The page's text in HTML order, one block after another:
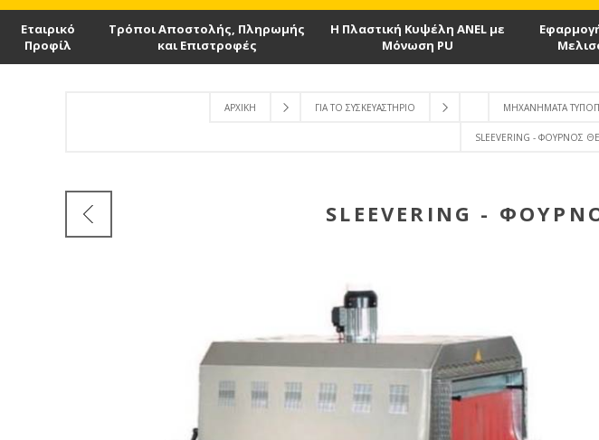
Εταιρικό
Προφίλ
Τρόποι Αποστολής, Πληρωμής
και Επιστροφές
Η Πλαστική Κυψέλη ANEL με
Μόνωση PU
ΑΡΧΙΚΉ ΓΙΑ ΤΟ ΣΥΣΚΕΥΑΣΤΉΡΙΟ ΜΗΧΑΝΉΜΑΤΑ
SLEEVERING - ΦΟΎΡΝΟΣ
SLEEVERING -